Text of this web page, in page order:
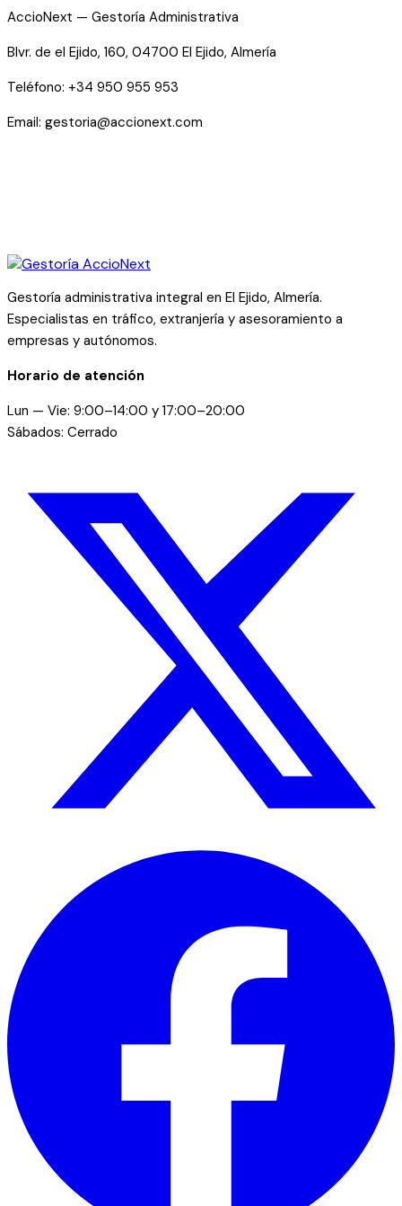
AccioNext — Gestoría Administrativa
Blvr. de el Ejido, 160, 04700 El Ejido, Almería
Teléfono: +34 950 955 953
Email: gestoria@accionext.com
Gestoría administrativa integral en El Ejido, Almería.
Especialistas en tráfico, extranjería y asesoramiento a
empresas y autónomos.
Horario de atención
Lun — Vie: 9:00–14:00 y 17:00–20:00
Sábados: Cerrado